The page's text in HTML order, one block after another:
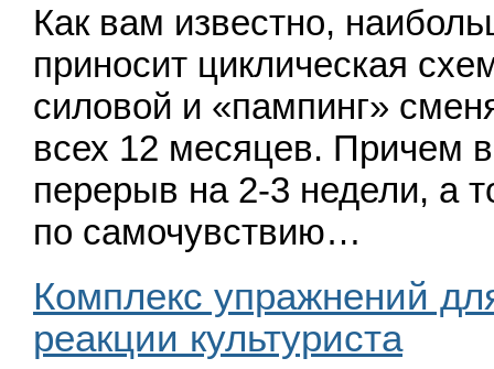
Как вам известно,
приносит циклическая
силовой и «пампинг»
всех 12 месяцев. Причем
перерыв на 2-3 недели, а
по самочувствию…
Комплекс упражнений
реакции культуриста